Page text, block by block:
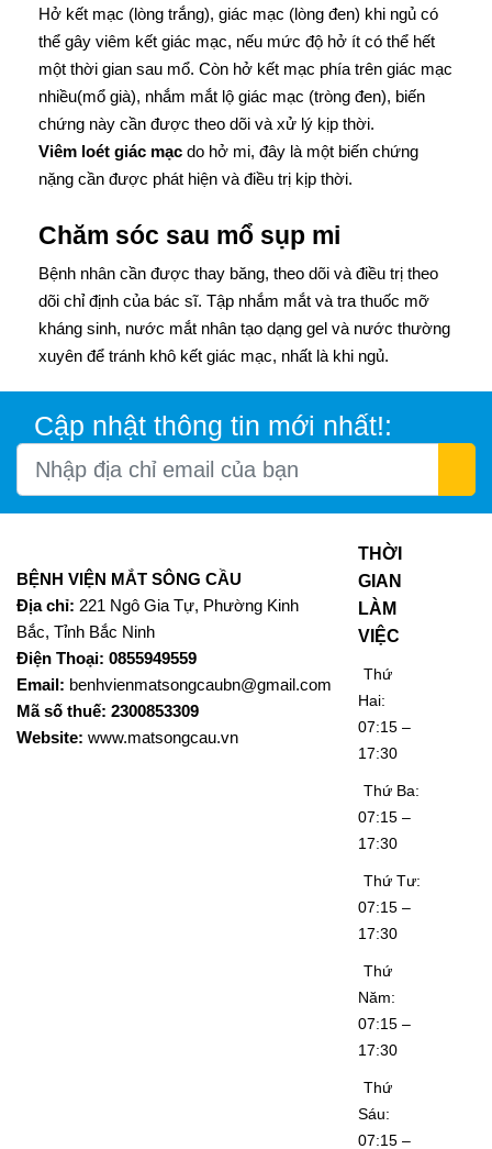
Hở kết mạc (lòng trắng), giác mạc (lòng đen) khi ngủ có
thể gây viêm kết giác mạc, nếu mức độ hở ít có thể hết
một thời gian sau mổ. Còn hở kết mạc phía trên giác mạc
nhiều(mổ già), nhắm mắt lộ giác mạc (tròng đen), biến
chứng này cần được theo dõi và xử lý kịp thời.
Viêm loét giác mạc do hở mi, đây là một biến chứng
nặng cần được phát hiện và điều trị kịp thời.
Chăm sóc sau mổ sụp mi
Bệnh nhân cần được thay băng, theo dõi và điều trị theo
dõi chỉ định của bác sĩ. Tập nhắm mắt và tra thuốc mỡ
kháng sinh, nước mắt nhân tạo dạng gel và nước thường
xuyên để tránh khô kết giác mạc, nhất là khi ngủ.
Cập nhật thông tin mới nhất!:
BỆNH VIỆN MẮT SÔNG CẦU
Địa chỉ: 221 Ngô Gia Tự, Phường Kinh
Bắc, Tỉnh Bắc Ninh
Điện Thoại: 0855949559
Email: benhvienmatsongcaubn@gmail.com
Mã số thuế: 2300853309
Website: www.matsongcau.vn
THỜI
GIAN
LÀM
VIỆC
Thứ
Hai:
07:15 –
17:30
Thứ Ba:
07:15 –
17:30
Thứ Tư:
07:15 –
17:30
Thứ
Năm:
07:15 –
17:30
Thứ
Sáu:
07:15 –